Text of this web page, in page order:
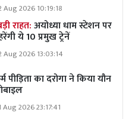
Aug 2026 10:19:18
राहत:अयोध्या धाम स्टेशन पर
ये 10 प्रमुख ट्रेनें
Aug 2026 13:03:14
पीड़िता का दरोगा ने किया यौन
2026 23:17:41